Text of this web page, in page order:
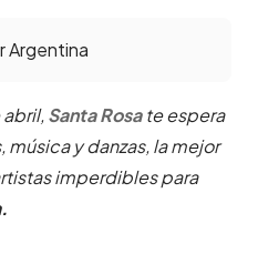
Argentina
abril,Santa Rosa te espera
y danzas, la mejor
imperdibles para